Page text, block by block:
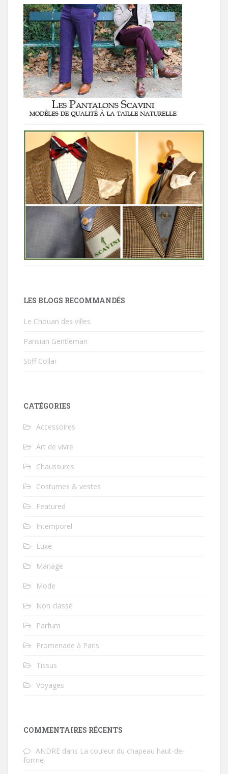
LES BLOGS RECOMMANDÉS
Le Chouan des villes
Parisian Gentleman
Stiff Collar
CATÉGORIES
Accessoires
Art de vivre
Chaussures
Costumes & vestes
Featured
Intemporel
Luxe
Mariage
Mode
Non classé
Parfum
Promenade à Paris
Tissus
Voyages
COMMENTAIRES RÉCENTS
ANDRE dans La couleur du chapeau haut-de-
forme